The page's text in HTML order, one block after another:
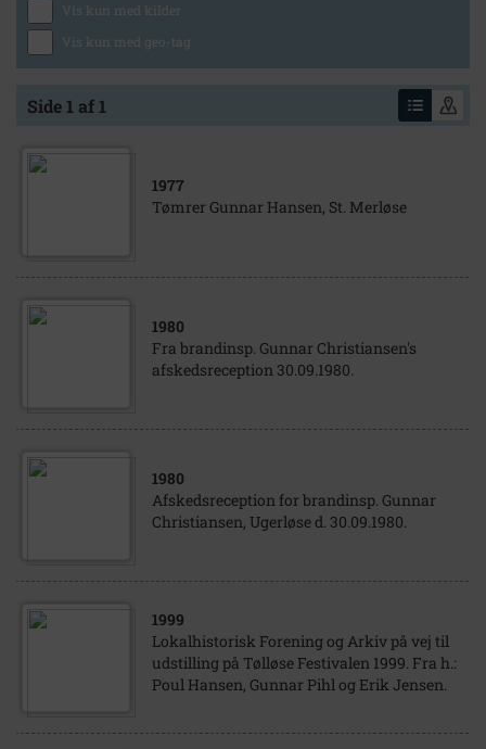
Vis kun med kilder
Vis kun med geo-tag
Side 1 af 1
1977
Tømrer Gunnar Hansen, St. Merløse
1980
Fra brandinsp. Gunnar Christiansen's
afskedsreception 30.09.1980.
1980
Afskedsreception for brandinsp. Gunnar
Christiansen, Ugerløse d. 30.09.1980.
1999
Lokalhistorisk Forening og Arkiv på vej til
udstilling på Tølløse Festivalen 1999. Fra h.:
Poul Hansen, Gunnar Pihl og Erik Jensen.